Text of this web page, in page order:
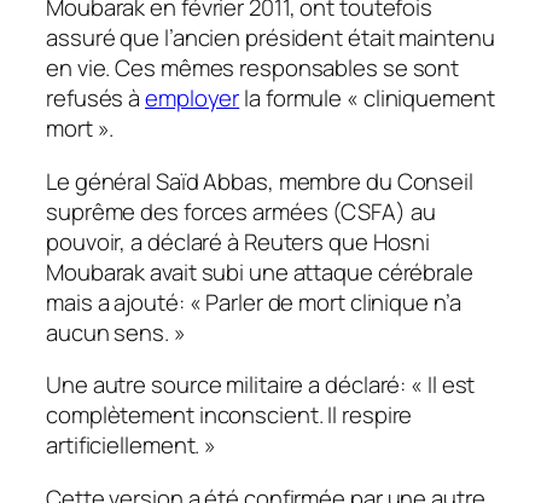
Moubarak en février 2011, ont toutefois
assuré que l’ancien président était maintenu
en vie. Ces mêmes responsables se sont
refusés àemployerla formule « cliniquement
mort ».
Le général Saïd Abbas, membre du Conseil
suprême des forces armées (CSFA) au
pouvoir, a déclaré à Reuters que Hosni
Moubarak avait subi une attaque cérébrale
mais a ajouté: « Parler de mort clinique n’a
aucun sens. »
Une autre source militaire a déclaré: « Il est
complètement inconscient. Il respire
artificiellement. »